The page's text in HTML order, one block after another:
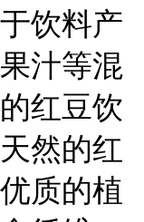
饮料产
汁等混
红豆饮
然的红
质的植